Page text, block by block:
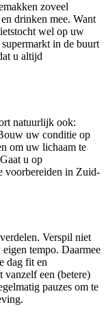
zoveel
drinken mee. Want
wel op uw
in de buurt
u altijd
natuurlijk ook:
uw conditie op
om uw lichaam te
u op
voorbereiden in Zuid-
Verspil niet
tempo. Daarmee
dag fit en
vanzelf een (betere)
pauzes om te